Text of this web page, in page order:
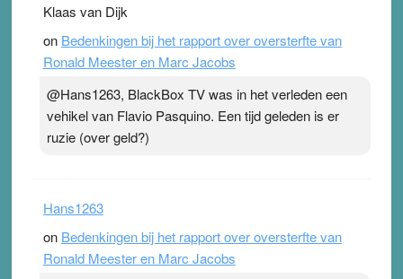
Klaas van Dijk
on Bedenkingen bij het rapport over oversterfte van
Ronald Meester en Marc Jacobs
@Hans1263, BlackBox TV was in het verleden een
vehikel van Flavio Pasquino. Een tijd geleden is er
ruzie (over geld?)
Hans1263
on Bedenkingen bij het rapport over oversterfte van
Ronald Meester en Marc Jacobs